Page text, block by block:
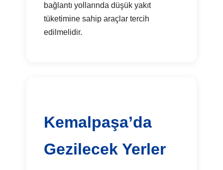
bağlantı yollarında düşük yakıt
tüketimine sahip araçlar tercih
edilmelidir.
Kemalpaşa’da
Gezilecek Yerler